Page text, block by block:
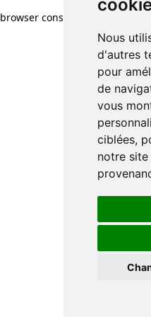
Nous
d'autres
pour
de
vous
ciblées,
notre
browser console for more